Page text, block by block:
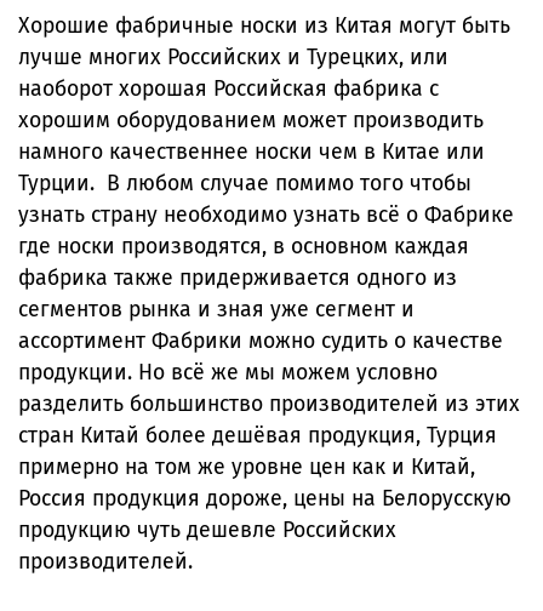
Хорошие фабричные носки из Китая могут быть
лучше многих Российских и Турецких, или
наоборот хорошая Российская фабрика с
хорошим оборудованием может производить
намного качественнее носки чем в Китае или
Турции. В любом случае помимо того чтобы
узнать страну необходимо узнать всё о Фабрике
где носки производятся, в основном каждая
фабрика также придерживается одного из
сегментов рынка и зная уже сегмент и
ассортимент Фабрики можно судить о качестве
продукции. Но всё же мы можем условно
разделить большинство производителей из этих
стран Китай более дешёвая продукция, Турция
примерно на том же уровне цен как и Китай,
Россия продукция дороже, цены на Белорусскую
продукцию чуть дешевле Российских
производителей.